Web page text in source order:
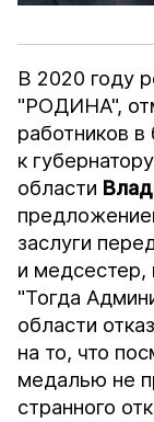
В 2020 году
"РОДИНА",
работников
к
области
заслуги
и медсестер,
"Тогда
области
на то, что
медалью не
странного